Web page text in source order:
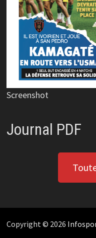
Screenshot
Journal PDF
Copyright © 2026